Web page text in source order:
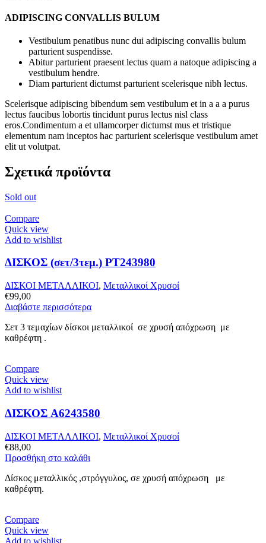
ADIPISCING CONVALLIS BULUM
Vestibulum penatibus nunc dui adipiscing convallis bulum
parturient suspendisse.
Abitur parturient praesent lectus quam a natoque adipiscing a
vestibulum hendre.
Diam parturient dictumst parturient scelerisque nibh lectus.
Scelerisque adipiscing bibendum sem vestibulum et in a a a purus
lectus faucibus lobortis tincidunt purus lectus nisl class
eros.Condimentum a et ullamcorper dictumst mus et tristique
elementum nam inceptos hac parturient scelerisque vestibulum amet
elit ut volutpat.
Σχετικά προϊόντα
Sold out
Compare
Quick view
Add to wishlist
ΔΙΣΚΟΣ (σετ/3τεμ.) PT243980
ΔΙΣΚΟΙ ΜΕΤΑΛΛΙΚΟΙ, Μεταλλικοί Χρυσοί
€99,00
Διαβάστε περισσότερα
Σετ 3 τεμαχίων δίσκοι μεταλλικοί σε χρυσή απόχρωση με
καθρέφτη .
Compare
Quick view
Add to wishlist
ΔΙΣΚΟΣ A6243580
ΔΙΣΚΟΙ ΜΕΤΑΛΛΙΚΟΙ, Μεταλλικοί Χρυσοί
€88,00
Προσθήκη στο καλάθι
Δίσκος μεταλλικός ,στρόγγυλος, σε χρυσή απόχρωση με
καθρέφτη.
Compare
Quick view
Add to wishlist